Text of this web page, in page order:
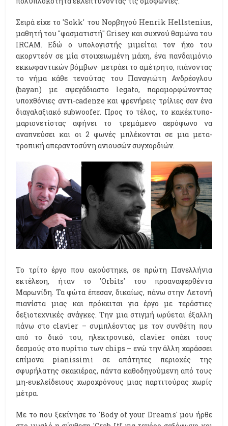
Σειρά είχε το 'Sokk' του Νορβηγού Henrik Hellstenius,
μαθητή του ''φασματιστή'' Grisey και συχνού θαμώνα του
IRCAM. Εδώ ο υπολογιστής μιμείται τον ήχο του
ακορντεόν σε μία στοιχειωμένη μάχη, ένα πανδαιμόνιο
εκκωφαντικών βόμβων· μετράει το αμέτρητο, πιάνοντας
το νήμα κάθε τενούτας του Παναγιώτη Ανδρέογλου
(bayan) με αψεγάδιαστο legato, παραμορφώνοντας
υποχθόνιες αντι-cadenze και φρενήρεις τρίλιες σαν ένα
διαγαλαξιακό subwoofer. Προς το τέλος, το κακέκτυπο-
μαριονετίστας αφήνει το τρεμάμενο αερόφωνο να
αναπνεύσει και οι 2 φωνές μπλέκονται σε μια μετα-
τροπική απεραντοσύνη ανιουσών συγχορδιών.
Το τρίτο έργο που ακούστηκε, σε πρώτη Πανελλήνια
εκτέλεση, ήταν το 'Orbits' του προαναφερθέντα
Μαρωνίδη. Τα φώτα έπεσαν, δικαίως, πάνω στην Λετονή
πιανίστα μιας και πρόκειται για έργο με τεράστιες
δεξιοτεχνικές ανάγκες. Την μια στιγμή ωρύεται έξαλλη
πάνω στο clavier – συμπλέοντας με τον συνθέτη που
από το δικό του, ηλεκτρονικό, clavier σπάει τους
δεσμούς στο πυρίτιο των chips – ενώ την άλλη χαράσσει
επίμονα pianissimi σε απάτητες περιοχές της
σφυρήλατης σκακιέρας, πάντα καθοδηγούμενη από τους
μη-ευκλείδειους χωροχρόνους μιας παρτιτούρας χωρίς
μέτρα.
Με το που ξεκίνησε το 'Body of your Dreams' μου ήρθε